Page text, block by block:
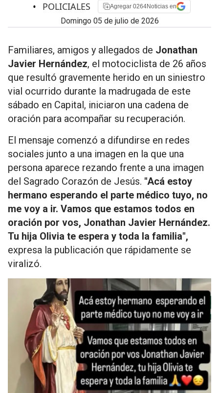
• POLICIALES Agregar 0264Noticias en
domingo 05 de julio de 2026
Familiares, amigos y allegados de Jonathan
Javier Hernández, el motociclista de 26 años
que resultó gravemente herido en un siniestro
vial ocurrido durante la madrugada de este
sábado en Capital, iniciaron una cadena de
oración para acompañar su recuperación.
El mensaje comenzó a difundirse en redes
sociales junto a una imagen en la que una
persona aparece rezando frente a una imagen
del Sagrado Corazón de Jesús. "Acá estoy
hermano esperando el parte médico tuyo, no
me voy a ir. Vamos que estamos todos en
oración por vos, Jonathan Javier Hernández.
Tu hija Olivia te espera y toda la familia",
expresa la publicación que rápidamente se
viralizó.